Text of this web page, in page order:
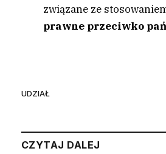
związane ze
prawne przeciwko
UDZIAŁ
CZYTAJ DALEJ